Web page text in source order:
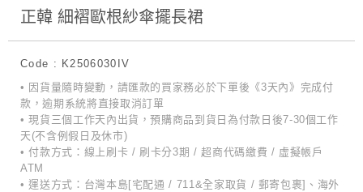
正韓 細褶歐根紗傘擺長裙
Code : K2506030IV
• 因貨量隨時變動，請匯款的買家務必於下單後《3天內》完成付
款，逾期系統將直接取消訂單
• 現貨三個工作天內出貨，預購商品到貨日為付款日後7-30個工作
天(不含例假日及休市)
• 付款方式：線上刷卡 / 刷卡分3期 / 超商代碼繳費 / 虛擬帳戶
ATM
• 運送方式：台灣本島[宅配通 / 711&全家取貨 / 郵寄包裹]、海外